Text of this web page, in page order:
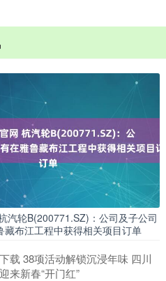
汽轮B(200771.SZ)：公司及子公司
藏布江工程中获得相关项目订单
载 38项活动解锁沉浸年味 四川
来新春“开门红”